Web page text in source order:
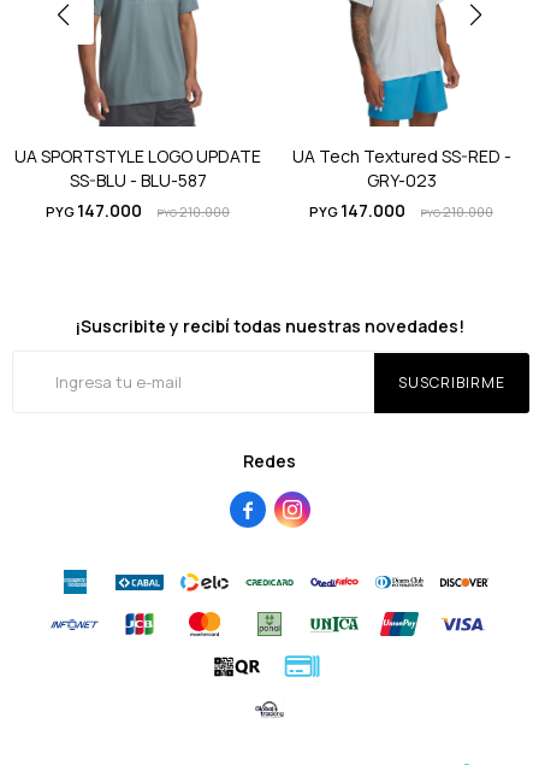
UA SPORTSTYLE LOGO UPDATE
SS-BLU - BLU-587
PYG 147.000 PYG210.000
UA Tech Textured SS-RED -
GRY-023
PYG 147.000 PYG210.000
Redes
 
¡Suscribite y recibí todas nuestras novedades!
SUSCRIBIRME